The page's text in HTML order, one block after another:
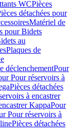
WCPièces
détachées pour
Matériel de
pour Bidets
au
Plaques de
déclenchementPour
Pour réservoirs à
Pièces détachées
à encastrer
KappaPour
Pour réservoirs à
Pièces détachées